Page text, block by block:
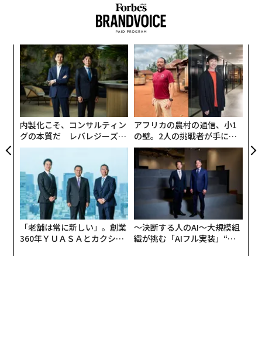
内製化こそ、コンサルティン
グの本質だ レバレジーズが
実践する、次世代ファームの
アフリカの農村の通信、小1
の壁。2人の挑戦者が手にし
た「次なる武器」
「老舗は常に新しい」。創業
360年ＹＵＡＳＡとカクシン
〜決断する人のAI〜大規模組
織が挑む「AIフル実装」“使